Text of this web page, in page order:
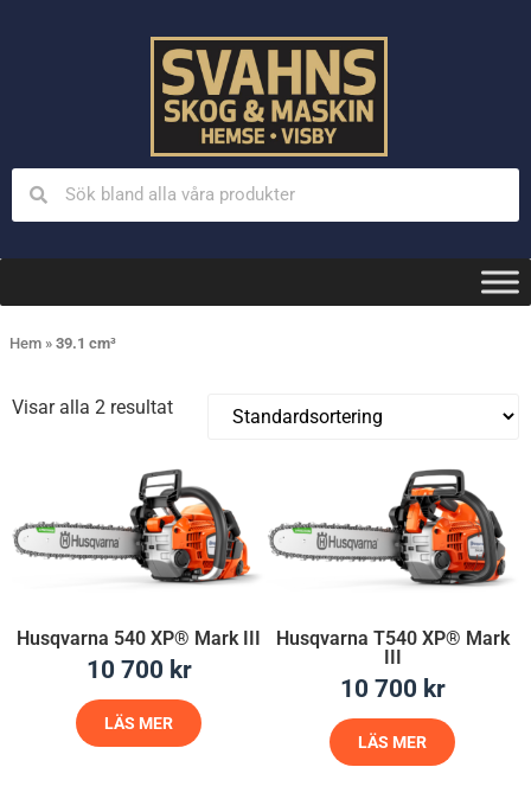
Hem » 39.1 cm³
Visar alla 2 resultat
Husqvarna 540 XP® Mark III
10 700 kr
LÄS MER
Husqvarna T540 XP® Mark
10 700 kr
LÄS MER